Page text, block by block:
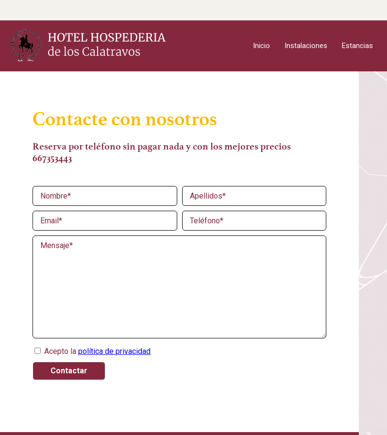
Inicio Instalaciones Estancias
Contacte con nosotros
Reserva por teléfono sin pagar nada y con los mejores precios
667353443
Acepto lapolítica de privacidad